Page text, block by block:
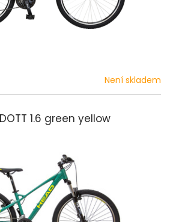
Není skladem
1.6 green yellow